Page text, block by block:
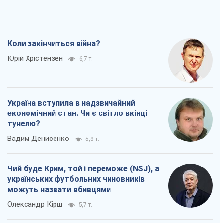
Коли закінчиться війна?
Юрій Хрістензен 6,7 т.
Україна вступила в надзвичайний
економічний стан. Чи є світло вкінці
тунелю?
Вадим Денисенко 5,8 т.
Чий буде Крим, той і переможе (NSJ), а
українських футбольних чиновників
можуть назвати вбивцями
Олександр Кірш 5,7 т.